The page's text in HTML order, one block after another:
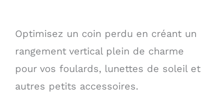
Optimisez un coin perdu en créant un
rangement vertical plein de charme
pour vos foulards, lunettes de soleil et
autres petits accessoires.